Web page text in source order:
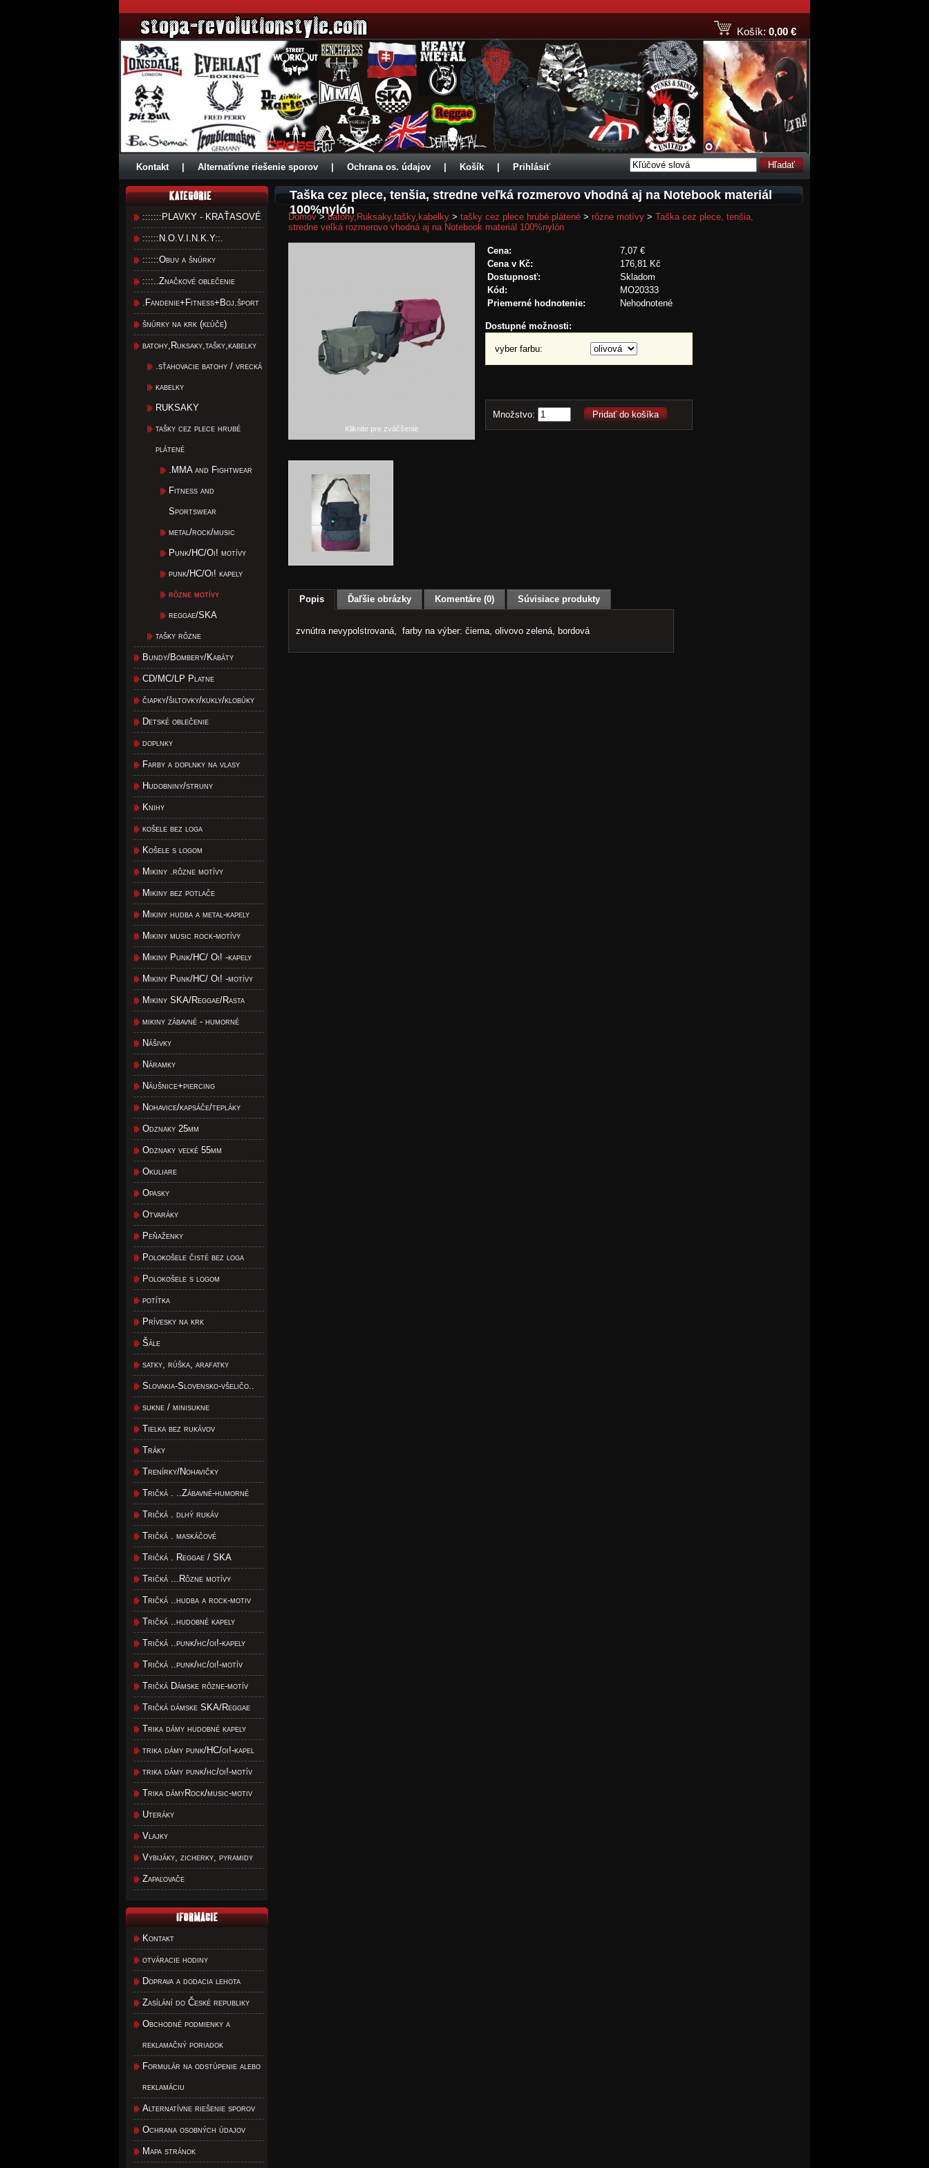
Košík: 0,00 €
Kontakt Alternatívne riešenie sporov Ochrana os. údajov Košík Prihlásiť Hľadať
:::::::PLAVKY - KRAŤASOVÉ
::::::N.O.V.I.N.K.Y::.
::::::Obuv a šnúrky
::::..Značkové oblečenie
.Fandenie+Fitness+Boj.šport
šnúrky na krk (kľúče)
batohy,Ruksaky,tašky,kabelky
.sťahovacie batohy / vrecká
kabelky
RUKSAKY
tašky cez plece hrubé
plátené
.MMA and Fightwear
Fitness and
Sportswear
metal/rock/music
Punk/HC/Oi! motívy
punk/HC/Oi! kapely
rôzne motívy
reggae/SKA
tašky rôzne
Bundy/Bombery/Kabáty
CD/MC/LP Platne
čiapky/šiltovky/kukly/klobúky
Detské oblečenie
doplnky
Farby a doplnky na vlasy
Hudobniny/struny
Knihy
košele bez loga
Košele s logom
Mikiny .rôzne motívy
Mikiny bez potlače
Mikiny hudba a metal-kapely
Mikiny music rock-motívy
Mikiny Punk/HC/ Oi! -kapely
Mikiny Punk/HC/ Oi! -motívy
Mikiny SKA/Reggae/Rasta
mikiny zábavné - humorné
Nášivky
Náramky
Náušnice+piercing
Nohavice/kapsáče/tepláky
Odznaky 25mm
Odznaky veľké 55mm
Okuliare
Opasky
Otvaráky
Peňaženky
Polokošele čisté bez loga
Polokošele s logom
potítka
Prívesky na krk
Šále
satky, rúška, arafatky
Slovakia-Slovensko-všeličo..
sukne / minisukne
Tielka bez rukávov
Tráky
Trenírky/Nohavičky
Tričká . ..Zábavné-humorné
Tričká . dlhý rukáv
Tričká . maskáčové
Tričká . Reggae / SKA
Tričká ...Rôzne motívy
Tričká ..hudba a rock-motiv
Tričká ..hudobné kapely
Tričká ..punk/hc/oi!-kapely
Tričká ..punk/hc/oi!-motív
Tričká Dámske rôzne-motív
Tričká dámske SKA/Reggae
Trika dámy hudobné kapely
trika dámy punk/HC/oi!-kapel
trika dámy punk/hc/oi!-motív
Trika dámyRock/music-motiv
Uteráky
Vlajky
Vybijáky, zicherky, pyramidy
Zapaľovače
Kontakt
otváracie hodiny
Doprava a dodacia lehota
Zasílání do České republiky
Obchodné podmienky a
reklamačný poriadok
Formulár na odstúpenie alebo
reklamáciu
Alternatívne riešenie sporov
Ochrana osobných údajov
Mapa stránok
Taška cez plece, tenšia, stredne veľká rozmerovo vhodná aj na Notebook materiál
100%nylón
Domov>batohy,Ruksaky,tašky,kabelky > tašky cez plece hrubé plátené > rôzne motívy > Taška cez plece, tenšia,
stredne veľká rozmerovo vhodná aj na Notebook materiál 100%nylón
Kliknite pre zväčšenie
Cena:
7,07 €
Cena v Kč:
176,81 Kč
Dostupnosť:
Skladom
Kód:
MO20333
Priemerné hodnotenie:
Nehodnotené
Dostupné možnosti:
vyber farbu:
Množstvo: Pridať do košíka
Popis Ďaľšie obrázky Komentáre (0) Súvisiace produkty
zvnútra nevypolstrovaná, farby na výber: čierna, olivovo zelená, bordová